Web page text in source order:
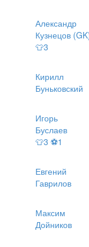
Александр
Кузнецов
👕3
Кирилл
Буньковский
Игорь
Буслаев
👕3 ⚽1
Евгений
Гаврилов
Максим
Дойников